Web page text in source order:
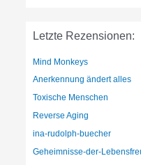
Letzte Rezensionen:
Mind Monkeys
Anerkennung ändert alles
Toxische Menschen
Reverse Aging
ina-rudolph-buecher
Geheimnisse-der-